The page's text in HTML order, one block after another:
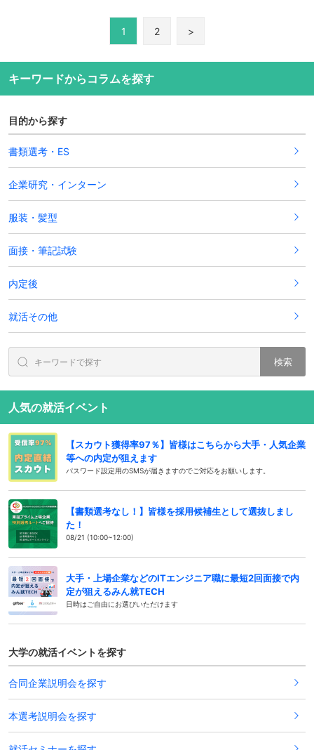
1 2 >
キーワードからコラムを探す
目的から探す
書類選考・ES
企業研究・インターン
服装・髪型
面接・筆記試験
内定後
就活その他
検索
人気の就活イベント
【スカウト獲得率97％】皆様はこちらから大手・人気企業
等への内定が狙えます
パスワード設定用のSMSが届きますのでご対応をお願いします。
【書類選考なし！】皆様を採用候補生として選抜しまし
た！
08/21 (10:00~12:00)
大手・上場企業などのITエンジニア職に最短2回面接で内
定が狙えるみん就TECH
日時はご自由にお選びいただけます
大学の就活イベントを探す
合同企業説明会を探す
本選考説明会を探す